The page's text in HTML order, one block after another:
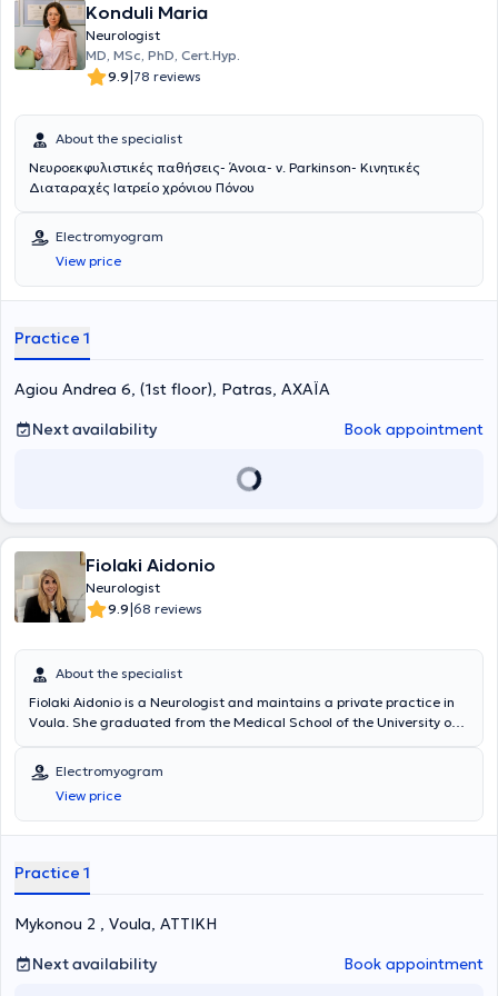
October 2022, as a member of the Neurolife Team. He has served
as Head of the Electroencephalography Department of the 401
General Military Hospital of Athens, Scientific Head of the Neurology
Department of the Lifecheck laboratories in Psychiko and
Neurosurgery and Epilepsy Surgery Department at Evangelismos
Hospital during 2022 - 2024, actively participating in the periodic
epilepsy, extrapyramidal disorders, and other neurological
conditions requiring treatment with botulinum toxin (Botox).
Konduli Maria
Neurologist
MD, MSc, PhD, Cert.Hyp.
9.9|78 reviews
About the specialist
Νευροεκφυλιστικές παθήσεις- Άνοια- ν. Parkinson- Κινητικές
Διαταραχές Ιατρείο χρόνιου Πόνου
Electromyogram
View price
Practice 1
Agiou Andrea 6, (1st floor), Patras, ΑΧΑΪΑ
Next availability
Book appointment
Fiolaki Aidonio
Neurologist
9.9|68 reviews
About the specialist
Fiolaki Aidonio is a Neurologist and maintains a private practice in
Voula. She graduated from the Medical School of the University of
worked as a resident physician at the Pathology Clinic of the
General Hospital of Lefkada, the Psychiatric Clinic of the Psychiatric
Hospital of Tripoli, as well as the Neurology Clinic of the University
Hospital of Ioannina. Additionally, she worked as a Neurologist in the
Clinic at Metropolitan Hospital and the Neurology Clinic at Hygeia
Electromyogram
View price
Practice 1
Mykonou 2 , Voula, ΑΤΤΙΚΗ
Next availability
Book appointment